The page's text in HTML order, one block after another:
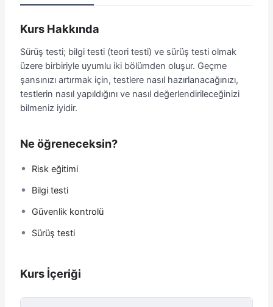
Kurs Hakkında
Sürüş testi; bilgi testi (teori testi) ve sürüş testi olmak
üzere birbiriyle uyumlu iki bölümden oluşur. Geçme
şansınızı artırmak için, testlere nasıl hazırlanacağınızı,
testlerin nasıl yapıldığını ve nasıl değerlendirileceğinizi
bilmeniz iyidir.
Ne öğreneceksin?
Risk eğitimi
Bilgi testi
Güvenlik kontrolü
Sürüş testi
Kurs İçeriği